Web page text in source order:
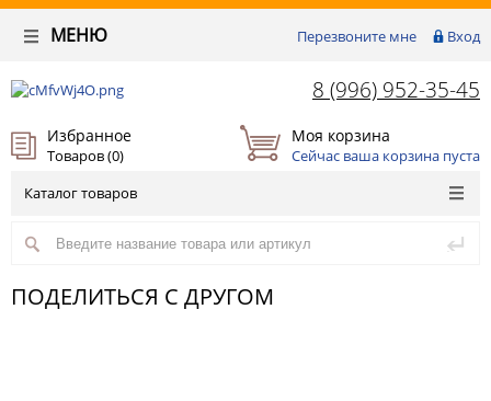
Перезвоните мне Вход
МЕНЮ
8 (996) 952-35-45
Избранное
Товаров (0)
Моя корзина
Сейчас ваша корзина пуста
Каталог товаров
ПОДЕЛИТЬСЯ С ДРУГОМ